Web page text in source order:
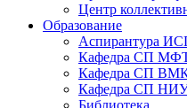
Центр
Образование
Аспирантура
Кафедра СП
Кафедра СП
Кафедра СП
Библиотека